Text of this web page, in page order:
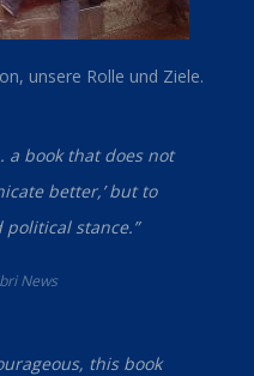
unsere Rolle und Ziele.
a book that does not
better,’ but to
stance.”
News
this book